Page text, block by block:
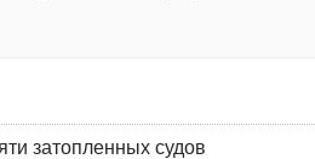
затопленных судов